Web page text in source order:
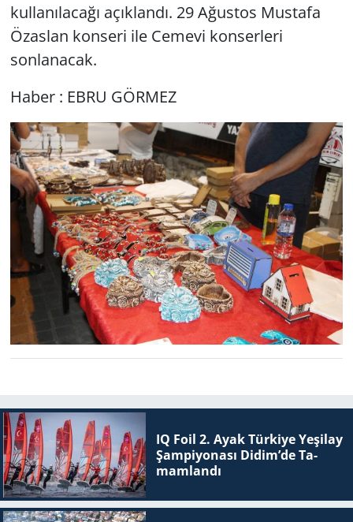
kullanılacağı açıklandı. 29 Ağustos Mustafa
Özaslan konseri ile Cemevi konserleri
sonlanacak.
Haber : EBRU GÖRMEZ
IQ Foil 2. Ayak Tür­ki­ye Ye­şi­lay
Şam­pi­yo­na­sı Didim’de Ta­
mam­lan­dı